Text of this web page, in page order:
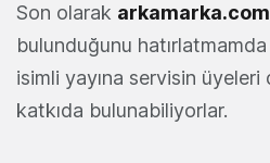
Son olarak arkamarka.com
bulunduğunu
isimli yayına servisin
katkıda bulunabiliyorlar.